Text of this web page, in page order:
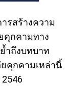
รสร้างความ
คุกคามทาง
ำถึงบทบาท
คุกคามเหล่านี้